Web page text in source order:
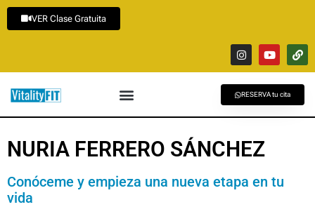
VER Clase Gratuita
RESERVA tu cita
NURIA FERRERO SÁNCHEZ
Conóceme y empieza una nueva etapa en tu
vida